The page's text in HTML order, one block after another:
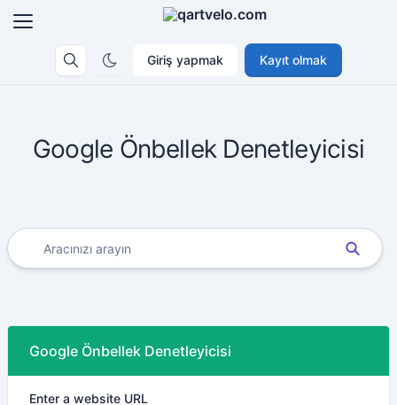
Giriş yapmak Kayıt olmak
Google Önbellek Denetleyicisi
Google Önbellek Denetleyicisi
Enter a website URL